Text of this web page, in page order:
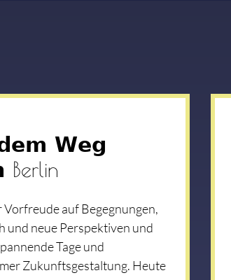
𝗪𝗲𝗴
Vorfreude auf Begegnungen,
und neue Perspektiven und
Tage und
Zukunftsgestaltung. Heute